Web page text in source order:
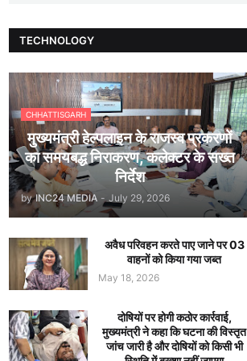
TECHNOLOGY
CHHATTISGARH
मुख्यमंत्री हेल्पलाइन के राजस्व प्रकरणों
का समयबद्ध निराकरण, कलेक्टर के सख्त
निर्देश
by INC24 MEDIA - July 29, 2026
अवैध परिवहन करते पाए जाने पर 03
वाहनों को किया गया जब्त
May 18, 2026
दोषियों पर होगी कठोर कार्रवाई,
मुख्यमंत्री ने कहा कि घटना की विस्तृत
जांच जारी है और दोषियों को किसी भी